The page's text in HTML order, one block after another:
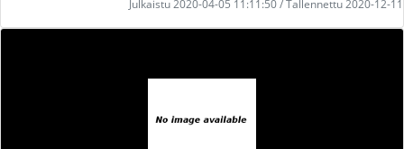
Julkaistu 2020-04-05 11:11:50 / Tallennettu 2020-12-11